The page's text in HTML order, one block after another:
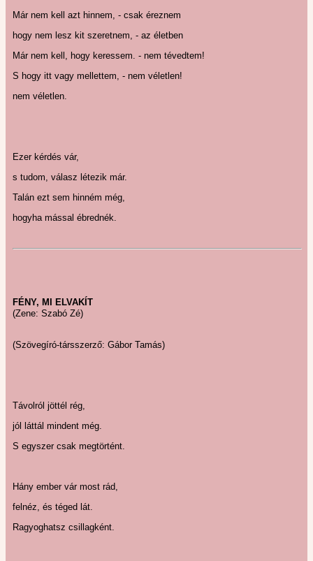
Már nem kell azt hinnem, - csak éreznem
hogy nem lesz kit szeretnem, - az életben
Már nem kell, hogy keressem. - nem tévedtem!
S hogy itt vagy mellettem, - nem véletlen!
nem véletlen.
Ezer kérdés vár,
s tudom, válasz létezik már.
Talán ezt sem hinném még,
hogyha mással ébrednék.
FÉNY, MI ELVAKÍT
(Zene: Szabó Zé)
(Szövegíró-társszerző: Gábor Tamás)
Távolról jöttél rég,
jól láttál mindent még.
S egyszer csak megtörtént.
Hány ember vár most rád,
felnéz, és téged lát.
Ragyoghatsz csillagként.